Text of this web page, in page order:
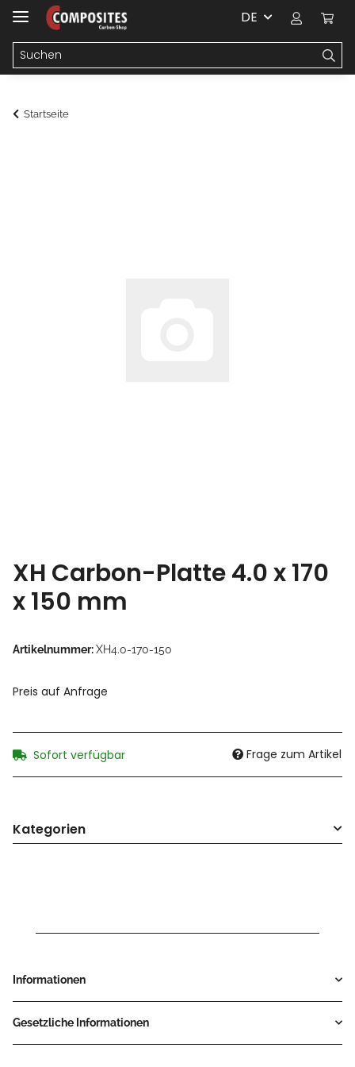
DE
Startseite
XH Carbon-Platte 4.0 x 170
x 150 mm
Artikelnummer:XH4.0-170-150
Preis auf Anfrage
Sofort verfügbar Frage zum Artikel
Kategorien
Informationen
Gesetzliche Informationen